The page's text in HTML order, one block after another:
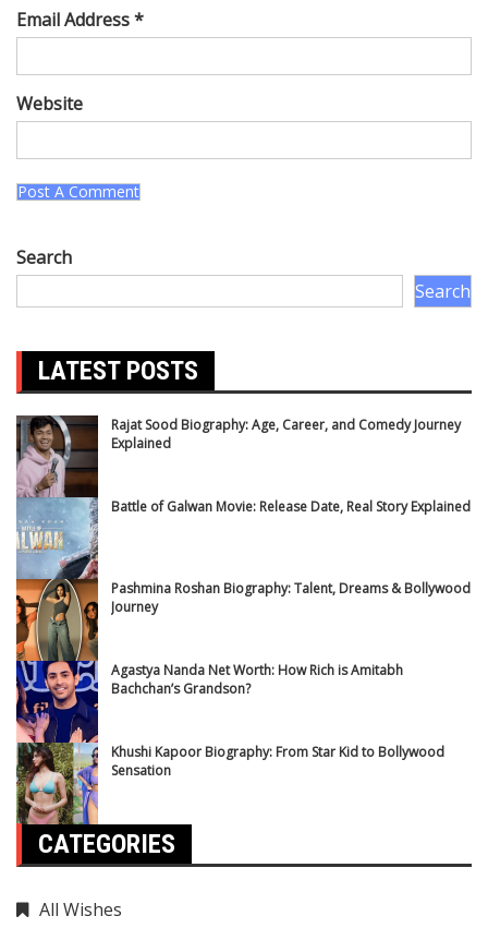
Search
LATEST POSTS
Journey
Bachchan’s Grandson?
Sensation
CATEGORIES
All Wishes
Automobile
Biography
Business news
Crime News